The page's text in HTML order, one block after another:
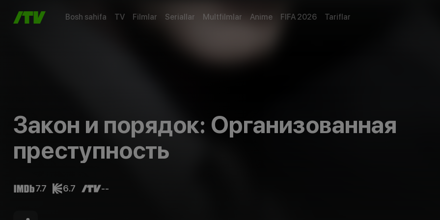
Bosh sahifa TV Filmlar Seriallar Multfilmlar Anime FIFA 2026 Tariflar
Закон и порядок: Организованная
преступность
7.7 6.7 --